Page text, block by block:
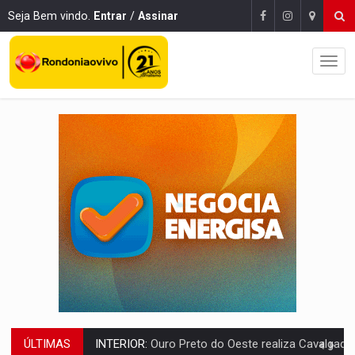
Seja Bem vindo. Entrar / Assinar
ÚLTIMAS DESENVOLVIMENTO:Ideb avança nos anos iniciais do ensino